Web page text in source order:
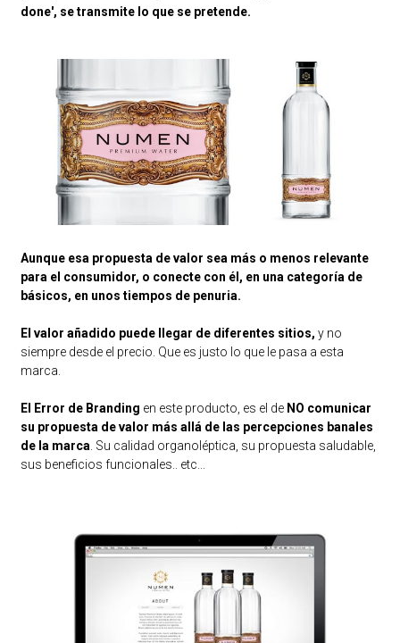
done', se transmite lo que se pretende.
Aunque esa propuesta de valor sea más o menos relevante
para el consumidor, o conecte con él, en una categoría de
básicos, en unos tiempos de penuria.
El valor añadido puede llegar de diferentes sitios, y no
siempre desde el precio. Que es justo lo que le pasa a esta
marca.
El Error de Branding en este producto, es el de NO comunicar
su propuesta de valor más allá de las percepciones banales
de la marca . Su calidad organoléptica, su propuesta saludable,
sus beneficios funcionales.. etc...